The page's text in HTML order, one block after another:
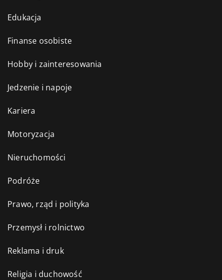
Edukacja
Finanse osobiste
Hobby i zainteresowania
Jedzenie i napoje
Kariera
Motoryzacja
Nieruchomości
Podróże
Prawo, rząd i polityka
Przemysł i rolnictwo
Reklama i druk
Religia i duchowość